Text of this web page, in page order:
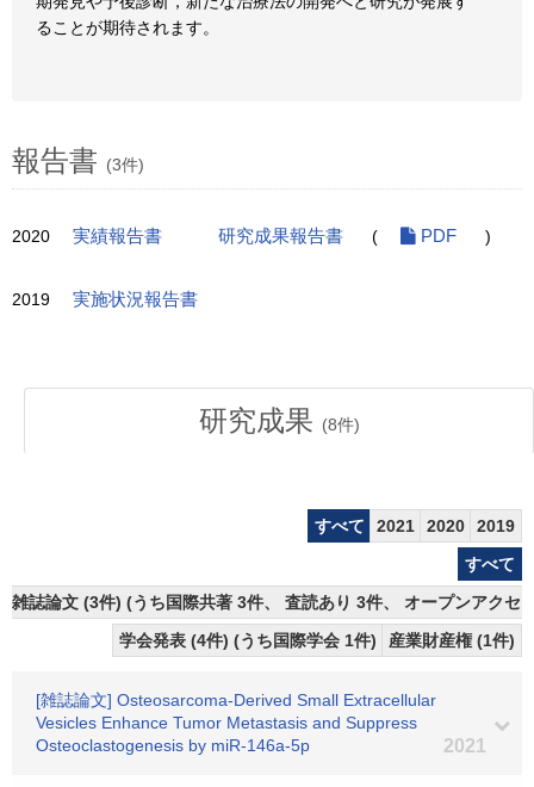
ることが期待されます。
報告書 (3件)
2020 実績報告書 研究成果報告書 ( PDF )
2019 実施状況報告書
研究成果 (8件)
すべて 2021 2020
2019
すべて
雑誌論文 (3件) (うち国際共著 3件、 査読あり 3件、 オープンアクセ
学会発表 (4件) (うち国際学会 1件)
産業財産権 (1件)
[雑誌論文] Osteosarcoma-Derived Small Extracellular
Vesicles Enhance Tumor Metastasis and Suppress
Osteoclastogenesis by miR-146a-5p
2021